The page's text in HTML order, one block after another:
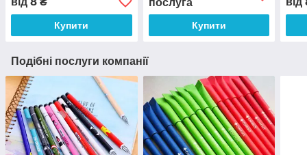
Купити Купити
Подібні послуги компанії